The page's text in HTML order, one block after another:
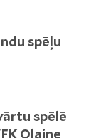
spēļu
spēlē
Olaine